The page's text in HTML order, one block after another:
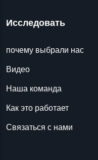
Исследовать
почему выбрали нас
Видео
Наша команда
Как это работает
Связаться с нами